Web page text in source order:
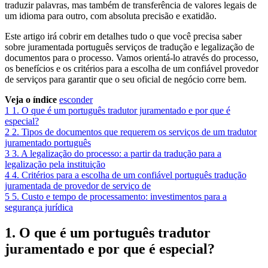
traduzir palavras, mas também de transferência de valores legais de
um idioma para outro, com absoluta precisão e exatidão.
Este artigo irá cobrir em detalhes tudo o que você precisa saber
sobre juramentada português serviços de tradução e legalização de
documentos para o processo. Vamos orientá-lo através do processo,
os benefícios e os critérios para a escolha de um confiável provedor
de serviços para garantir que o seu oficial de negócio corre bem.
Veja o índice esconder
1 1. O que é um português tradutor juramentado e por que é
especial?
2 2. Tipos de documentos que requerem os serviços de um tradutor
juramentado português
3 3. A legalização do processo: a partir da tradução para a
legalização pela instituição
4 4. Critérios para a escolha de um confiável português tradução
juramentada de provedor de serviço de
5 5. Custo e tempo de processamento: investimentos para a
segurança jurídica
1. O que é um português tradutor
juramentado e por que é especial?